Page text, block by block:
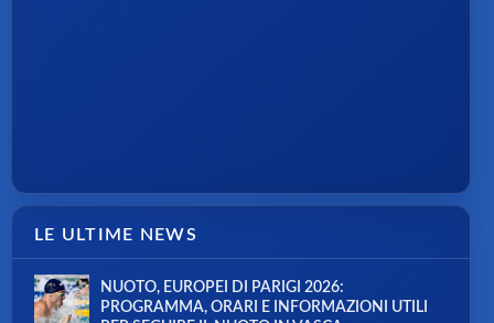
LE ULTIME NEWS
NUOTO, EUROPEI DI PARIGI 2026:
PROGRAMMA, ORARI E INFORMAZIONI UTILI